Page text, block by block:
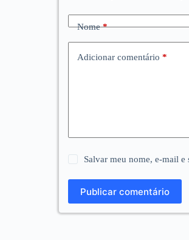
Nome*
Adicionar comentário *
Salvar meu nome, e-mail e
Publicar comentário